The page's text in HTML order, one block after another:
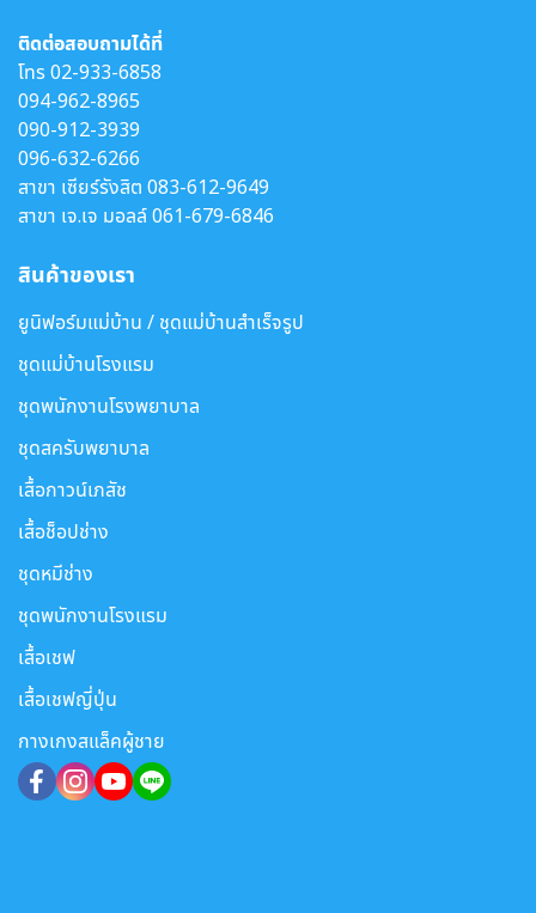
ติดต่อสอบถามได้ที่
โทร02-933-6858
094-962-8965
090-912-3939
096-632-6266
สาขา เซียร์รังสิต 083-612-9649
สาขา เจ.เจ มอลล์061-679-6846
สินค้าของเรา
ยูนิฟอร์มแม่บ้าน / ชุดแม่บ้านสำเร็จรูป
ชุดแม่บ้านโรงแรม
ชุดพนักงานโรงพยาบาล
ชุดสครับพยาบาล
เสื้อกาวน์เภสัช
เสื้อช็อปช่าง
ชุดหมีช่าง
ชุดพนักงานโรงแรม
เสื้อเชฟ
เสื้อเชฟญี่ปุ่น
กางเกงสแล็คผู้ชาย